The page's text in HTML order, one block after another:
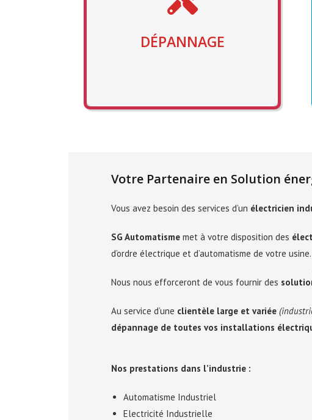
DÉPANNAGE
Votre Partenaire en Solution
Vous avez besoin des services d’un électricien
SG Automatisme met à votre disposition des
d’ordre électrique et d’automatisme de votre usine.
Nous nous efforceront de vous fournir des
Au service d’une clientèle large et variée
dépannage de toutes vos installations
Nos prestations dans l’industrie :
Automatisme Industriel
Electricité Industrielle